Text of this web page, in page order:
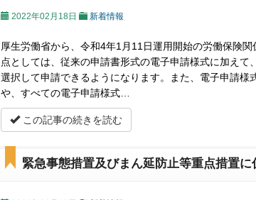
2022年02月18日 新着情報
厚生労働省から、令和4年1月11日運用開始の労働保険
点としては、従来の申請書形式の電子申請様式に加え
選択して申請できるようになります。また、電子申請
や、すべての電子申請様式…
この記事の続きを読む
緊急事態措置及びまん延防止等重点措置